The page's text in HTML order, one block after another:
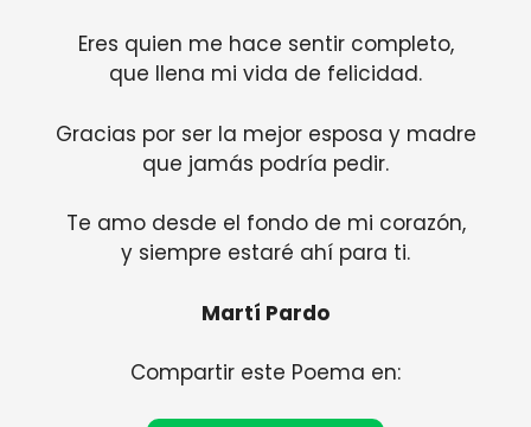
Eres quien me hace sentir completo,
que llena mi vida de felicidad.
Gracias por ser la mejor esposa y madre
que jamás podría pedir.
Te amo desde el fondo de mi corazón,
y siempre estaré ahí para ti.
Martí Pardo
Compartir este Poema en: